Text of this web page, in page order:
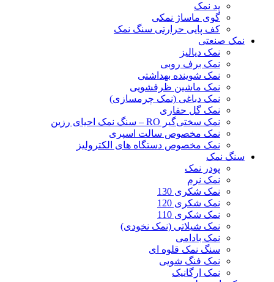
پد نمک
گوی ماساژ نمکی
کف پایی حرارتی سنگ نمک
نمک صنعتی
نمک دیالیز
نمک برف روبی
نمک شوینده بهداشتی
نمک ماشین ظرفشویی
نمک دباغی (نمک چرمسازی)
نمک گل حفاری
نمک سختی‌گیر RO – سنگ نمک احیای رزین
نمک مخصوص سالت اسپری
نمک مخصوص دستگاه های الکترولیز
سنگ نمک
پودر نمک
نمک نرم
نمک شکری 130
نمک شکری 120
نمک شکری 110
نمک شیلاتی (نمک نخودی)
نمک بادامی
سنگ نمک قلوه ای
نمک فنگ شویی
نمک ارگانیک